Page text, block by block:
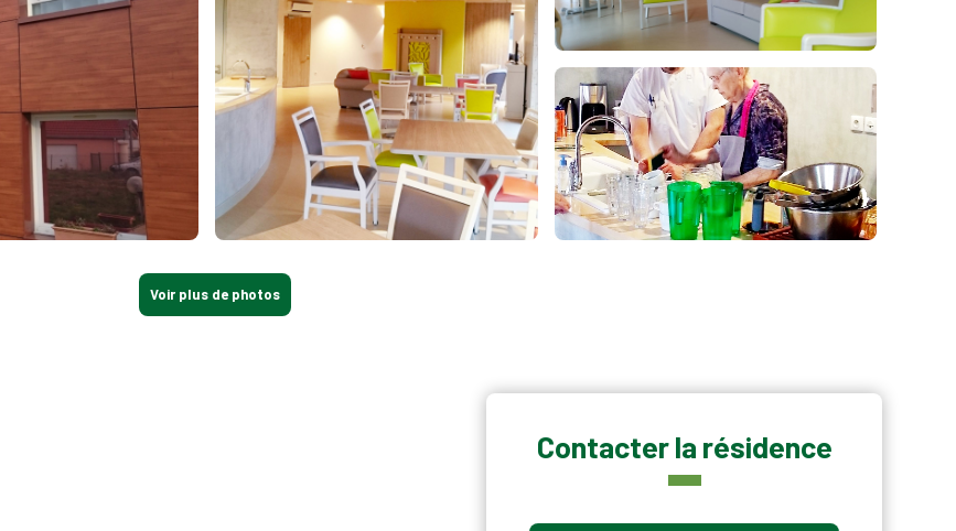
Voir plus de photos
Contacter la résidence